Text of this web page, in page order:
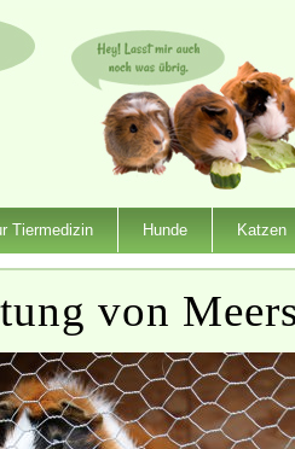
Tiermedizin Hunde Katzen
von